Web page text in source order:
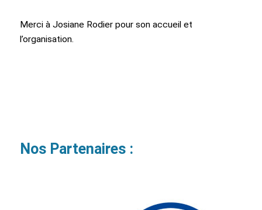
Merci à Josiane Rodier pour son accueil et
l’organisation.
Nos Partenaires :